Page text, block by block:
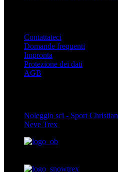
Contattateci
Domande frequenti
Impronta
Protezione dei dati
AGB
Noleggio sci - Sport Christian
Neve Trex